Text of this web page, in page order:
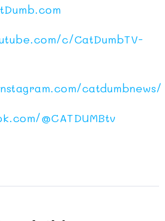
c/CatDumbTV-
catdumbnews/
@CATDUMBtv